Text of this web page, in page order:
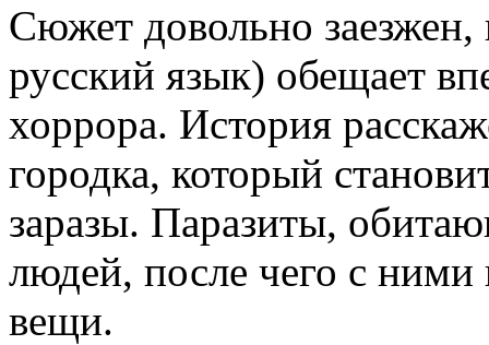
Сюжет довольно заезжен,
русский язык) обещает
хоррора. История
городка, который
заразы. Паразиты,
людей, после чего с
вещи.